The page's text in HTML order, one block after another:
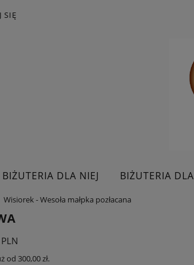
SIĘ
BIŻUTERIA DLA NIEJ BIŻUTERIA
BESTSELLERY
Wisiorek - Wesoła małpka pozłacana
od 300,00 zł.